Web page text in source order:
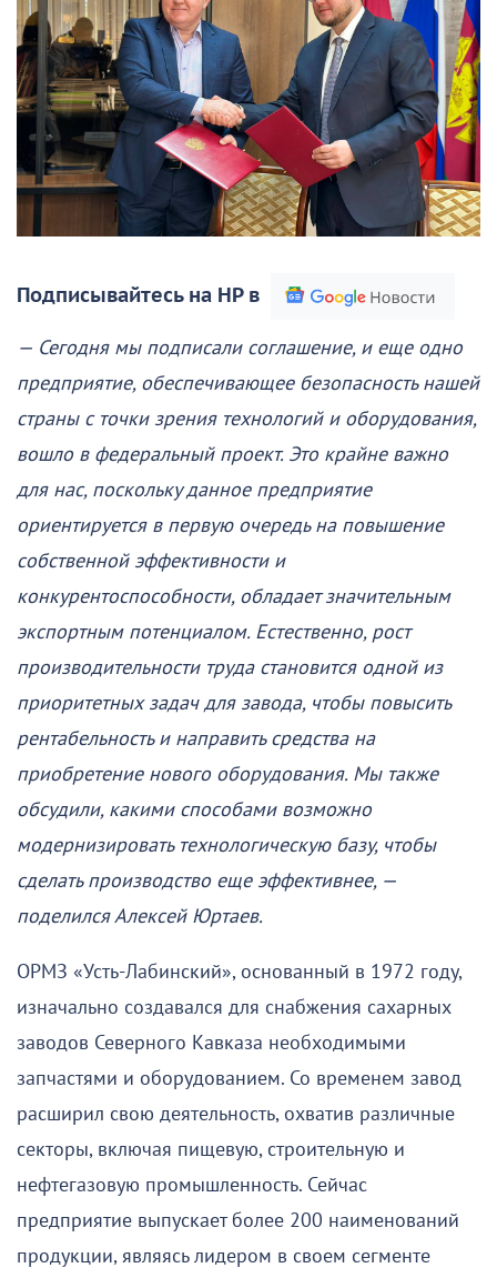
Подписывайтесь на НР в
— Сегодня мы подписали соглашение, и еще одно
предприятие, обеспечивающее безопасность нашей
страны с точки зрения технологий и оборудования,
вошло в федеральный проект. Это крайне важно
для нас, поскольку данное предприятие
ориентируется в первую очередь на повышение
собственной эффективности и
конкурентоспособности, обладает значительным
экспортным потенциалом. Естественно, рост
производительности труда становится одной из
приоритетных задач для завода, чтобы повысить
рентабельность и направить средства на
приобретение нового оборудования. Мы также
обсудили, какими способами возможно
модернизировать технологическую базу, чтобы
сделать производство еще эффективнее, —
поделился Алексей Юртаев.
ОРМЗ «Усть-Лабинский», основанный в 1972 году,
изначально создавался для снабжения сахарных
заводов Северного Кавказа необходимыми
запчастями и оборудованием. Со временем завод
расширил свою деятельность, охватив различные
секторы, включая пищевую, строительную и
нефтегазовую промышленность. Сейчас
предприятие выпускает более 200 наименований
продукции, являясь лидером в своем сегменте